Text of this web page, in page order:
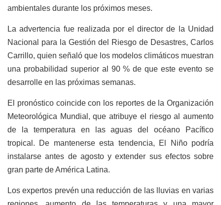
ambientales durante los próximos meses.
La advertencia fue realizada por el director de la Unidad
Nacional para la Gestión del Riesgo de Desastres, Carlos
Carrillo, quien señaló que los modelos climáticos muestran
una probabilidad superior al 90 % de que este evento se
desarrolle en las próximas semanas.
El pronóstico coincide con los reportes de la Organización
Meteorológica Mundial, que atribuye el riesgo al aumento
de la temperatura en las aguas del océano Pacífico
tropical. De mantenerse esta tendencia, El Niño podría
instalarse antes de agosto y extender sus efectos sobre
gran parte de América Latina.
Los expertos prevén una reducción de las lluvias en varias